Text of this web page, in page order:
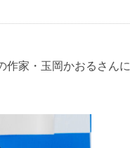
家・玉岡かおるさん